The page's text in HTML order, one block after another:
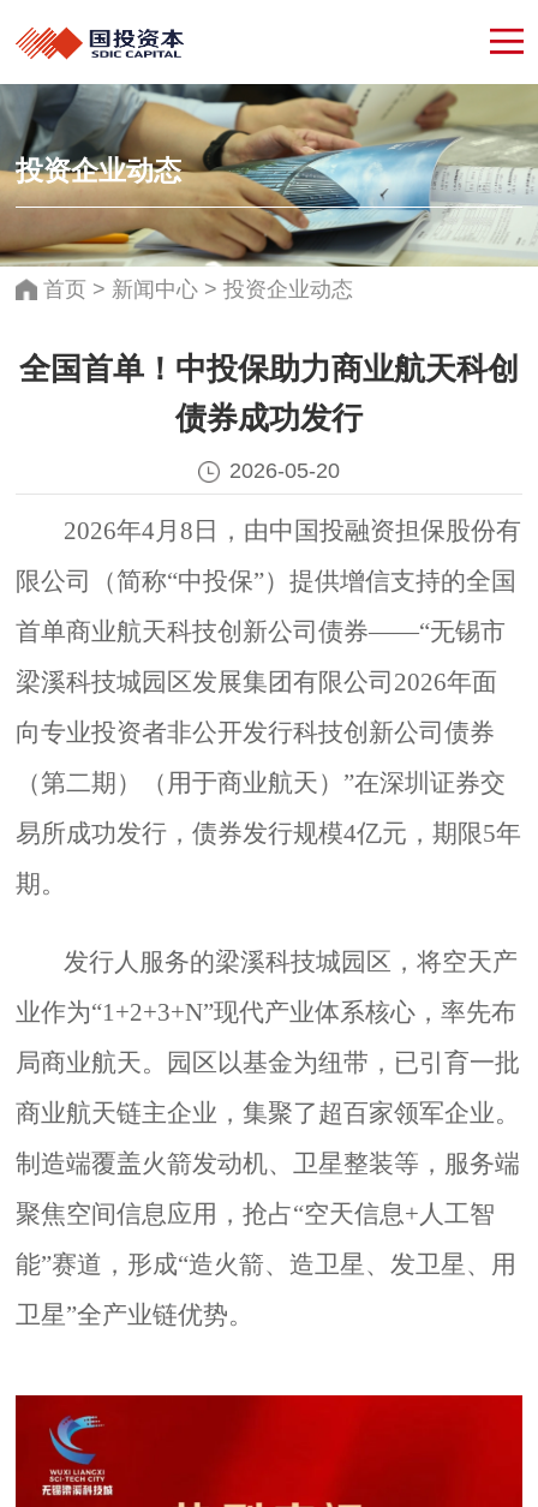
投资企业动态
首页 > 新闻中心> 投资企业动态
全国首单！中投保助力商业航天科创
债券成功发行
2026-05-20
2026年4月8日，由中国投融资担保股份有
限公司（简称“中投保”）提供增信支持的全国
首单商业航天科技创新公司债券——“无锡市
梁溪科技城园区发展集团有限公司2026年面
向专业投资者非公开发行科技创新公司债券
（第二期）（用于商业航天）”在深圳证券交
易所成功发行，债券发行规模4亿元，期限5年
期。
发行人服务的梁溪科技城园区，将空天产
业作为“1+2+3+N”现代产业体系核心，率先布
局商业航天。园区以基金为纽带，已引育一批
商业航天链主企业，集聚了超百家领军企业。
制造端覆盖火箭发动机、卫星整装等，服务端
聚焦空间信息应用，抢占“空天信息+人工智
能”赛道，形成“造火箭、造卫星、发卫星、用
卫星”全产业链优势。